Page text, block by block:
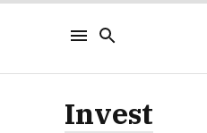
Invest